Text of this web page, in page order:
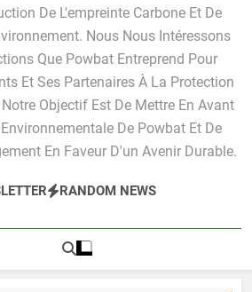
De L'empreinte Carbone Et De
Nous Nous Intéressons
Que Powbat Entreprend Pour
Et Ses Partenaires À La Protection
Objectif Est De Mettre En Avant
De Powbat Et De
En Faveur D'un Avenir Durable.
RANDOM NEWS